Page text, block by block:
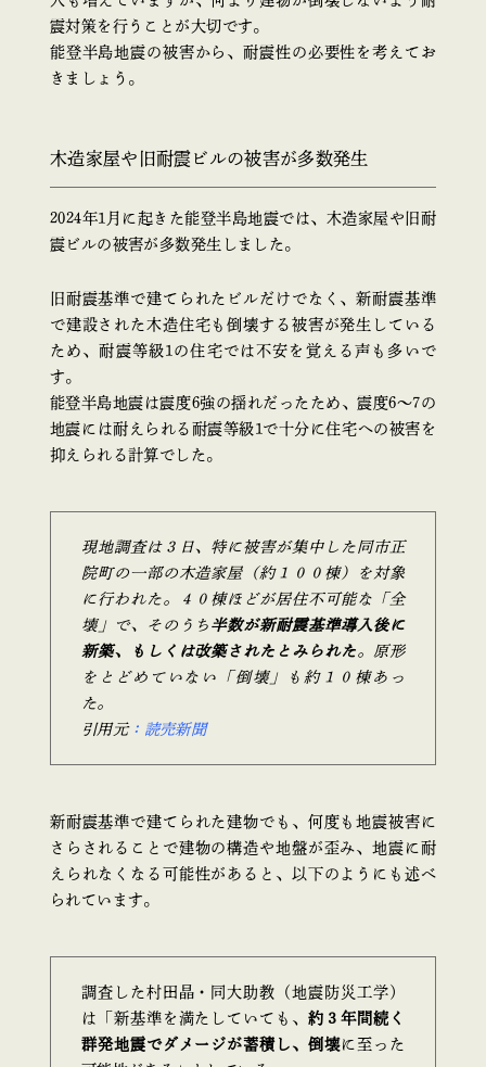
震対策を行うことが大切です。
能登半島地震の被害から、耐震性の必要性を考えてお
きましょう。
木造家屋や旧耐震ビルの被害が多数発生
2024年1月に起きた能登半島地震では、木造家屋や旧耐
震ビルの被害が多数発生しました。
旧耐震基準で建てられたビルだけでなく、新耐震基準
で建設された木造住宅も倒壊する被害が発生している
ため、耐震等級1の住宅では不安を覚える声も多いで
す。
能登半島地震は震度6強の揺れだったため、震度6〜7の
地震には耐えられる耐震等級1で十分に住宅への被害を
抑えられる計算でした。
現地調査は３日、特に被害が集中した同市正
院町の一部の木造家屋（約１００棟）を対象
に行われた。４０棟ほどが居住不可能な「全
壊」で、そのうち 半数が新耐震基準導入後に
新築、もしくは改築されたとみられた。原形
をとどめていない「倒壊」も約１０棟あっ
た。
引用元：読売新聞
新耐震基準で建てられた建物でも、何度も地震被害に
さらされることで建物の構造や地盤が歪み、地震に耐
えられなくなる可能性があると、以下のようにも述べ
られています。
調査した村田晶・同大助教（地震防災工学）
は「新基準を満たしていても、 約３年間続く
群発地震でダメージが蓄積し、倒壊に至った